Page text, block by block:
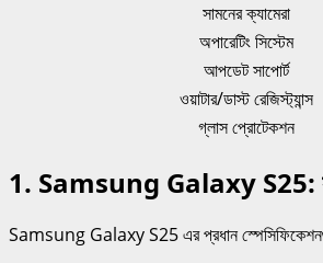
সামনের ক্যামেরা
অপারেটিং সিস্টেম
আপডেট সাপোর্ট
ওয়াটার/ডাস্ট রেজিস্ট্যান্স
গ্লাস প্রোটেকশন
1. Samsung Galaxy S25:
Samsung Galaxy S25 এর প্রধান